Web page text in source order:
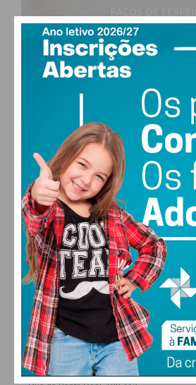
17°
30°
QUI
30
SEX
30
SÁB
FARMACIAS DE SERVIÇO
FERREIRA